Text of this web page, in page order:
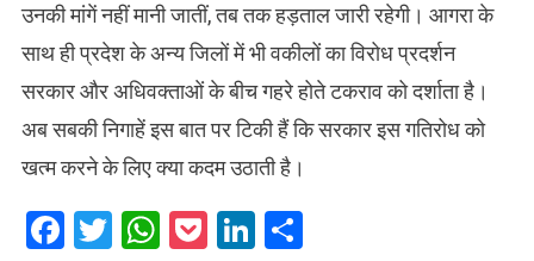
उनकी मांगें नहीं मानी जातीं, तब तक हड़ताल जारी रहेगी। आगरा के
साथ ही प्रदेश के अन्य जिलों में भी वकीलों का विरोध प्रदर्शन
सरकार और अधिवक्ताओं के बीच गहरे होते टकराव को दर्शाता है।
अब सबकी निगाहें इस बात पर टिकी हैं कि सरकार इस गतिरोध को
खत्म करने के लिए क्या कदम उठाती है।
Facebook
Twitter
WhatsApp
PocketLinkedIn
Share